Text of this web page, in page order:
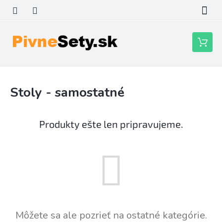
obsah
Nákupný
košík
Stoly - samostatné
Produkty ešte len pripravujeme.
Môžete sa ale pozrieť na ostatné kategórie.